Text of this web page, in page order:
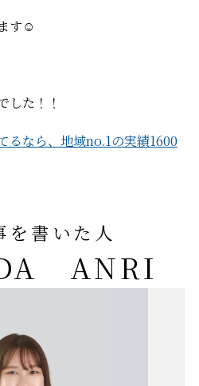
す☺
した！！
るなら、地域no.1の実績1600
を書いた人
ANRI